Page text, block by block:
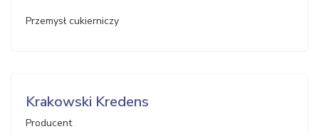
Przemysł cukierniczy
Krakowski Kredens
Producent